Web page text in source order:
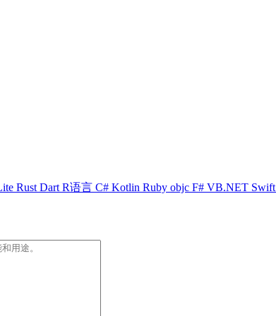
Rust Dart R语言 C# Kotlin Ruby objc F# VB.NET Swift